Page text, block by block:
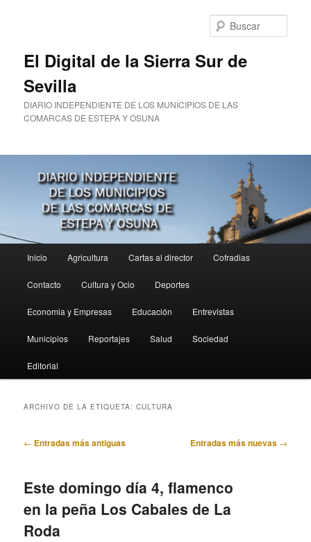
El Digital de la Sierra Sur de
Sevilla
DIARIO INDEPENDIENTE DE LOS MUNICIPIOS DE LAS
COMARCAS DE ESTEPA Y OSUNA
principal
Inicio Agricultura Cartas al director Cofradias
Contacto Cultura y Ocio Deportes
Economia y Empresas Educación Entrevistas
Municipios Reportajes Salud Sociedad
Editorial
ARCHIVO DE LA ETIQUETA:CULTURA
Navegación
← Entradas más antiguas Entradas más nuevas →
Este domingo día 4, flamenco
en la peña Los Cabales de La
Roda